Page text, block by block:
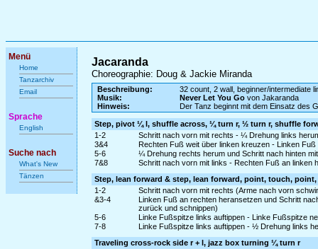
Menü
Home
Tanzarchiv
Email
Sprache
English
Suche nach
What's New
Tänzen
Jacaranda
Choreographie: Doug & Jackie Miranda
Beschreibung:
32 count, 2 wall, beginner/intermediate
Musik:
Never Let You Govon Jakaranda
Hinweis:
Der Tanz beginnt mit dem Einsatz des
Step, pivot ¼ l, shuffle across, ¼ turn r, ½ turn r, shuffle
1-2
Schritt nach vorn mit rechts - ¼ Drehung links
3&4
Rechten Fuß weit über linken kreuzen - Linken
5-6
¼ Drehung rechts herum und Schritt nach hinten
7&8
Schritt nach vorn mit links - Rechten Fuß an linken
Step, lean forward & step, lean forward, point, touch,
1-2
Schritt nach vorn mit rechts (Arme nach vorn
&3-4
Linken Fuß an rechten heransetzen und Schritt
zurück und schnippen)
5-6
Linke Fußspitze links auftippen - Linke Fußspitze
7-8
Linke Fußspitze links auftippen - ½ Drehung links
Traveling cross-rock side r + l, jazz box turning ¼ turn r